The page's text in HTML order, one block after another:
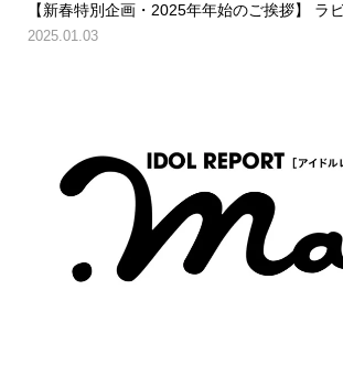
【新春特別企画・2025年年始のご挨拶】 ラ
2025.01.03